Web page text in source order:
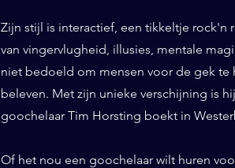
Zijn stijl is interactief, een tikkeltje rock'n
van vingervlugheid, illusies, mentale
niet bedoeld om mensen voor de gek te
beleven. Met zijn unieke verschijning is
goochelaar Tim Horsting boekt in
Of het nou een goochelaar wilt huren